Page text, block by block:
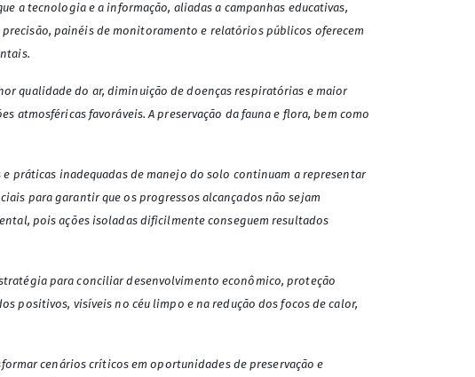
a tecnologia e a informação, aliadas a campanhas educativas,
painéis de monitoramento e relatórios públicos oferecem
qualidade do ar, diminuição de doenças respiratórias e maior
atmosféricas favoráveis. A preservação da fauna e flora, bem como
práticas inadequadas de manejo do solo continuam a representar
para garantir que os progressos alcançados não sejam
pois ações isoladas dificilmente conseguem resultados
para conciliar desenvolvimento econômico, proteção
positivos, visíveis no céu limpo e na redução dos focos de calor,
cenários críticos em oportunidades de preservação e